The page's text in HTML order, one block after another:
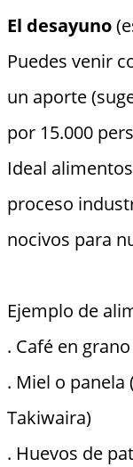
El desayuno
Puedes venir
un aporte
por 15.000
Ideal
proceso
nocivos para
Ejemplo de
. Café en
. Miel o panela
Takiwaira)
. Huevos de